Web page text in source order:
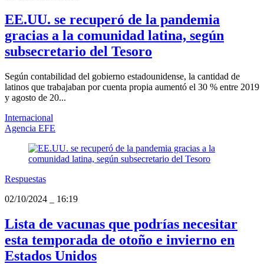
EE.UU. se recuperó de la pandemia
gracias a la comunidad latina, según
subsecretario del Tesoro
Según contabilidad del gobierno estadounidense, la cantidad de
latinos que trabajaban por cuenta propia aumentó el 30 % entre 2019
y agosto de 20...
Internacional
Agencia EFE
Respuestas
02/10/2024
16:19
Lista de vacunas que podrías necesitar
esta temporada de otoño e invierno en
Estados Unidos